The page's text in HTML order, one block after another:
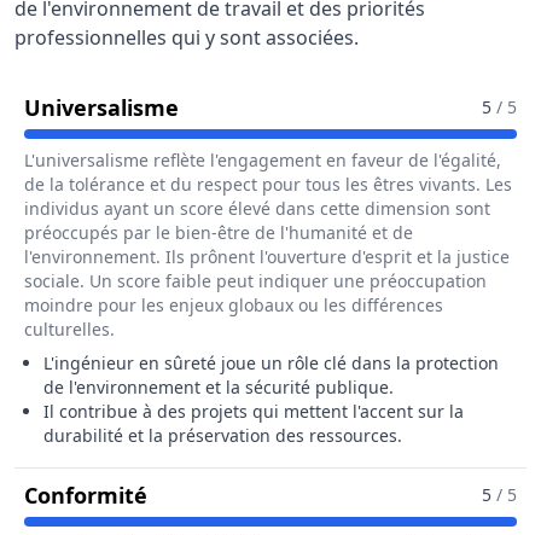
de l'environnement de travail et des priorités
professionnelles qui y sont associées.
Universalisme Pour Le Métier De Ingénieur /
5 / 5
L'universalisme reflète l'engagement en faveur de l'égalité,
de la tolérance et du respect pour tous les êtres vivants. Les
individus ayant un score élevé dans cette dimension sont
préoccupés par le bien-être de l'humanité et de
l'environnement. Ils prônent l'ouverture d'esprit et la justice
sociale. Un score faible peut indiquer une préoccupation
moindre pour les enjeux globaux ou les différences
culturelles.
L'ingénieur en sûreté joue un rôle clé dans la protection
de l'environnement et la sécurité publique.
Il contribue à des projets qui mettent l'accent sur la
durabilité et la préservation des ressources.
Conformité Pour Le Métier De Ingénieur /5 / 5